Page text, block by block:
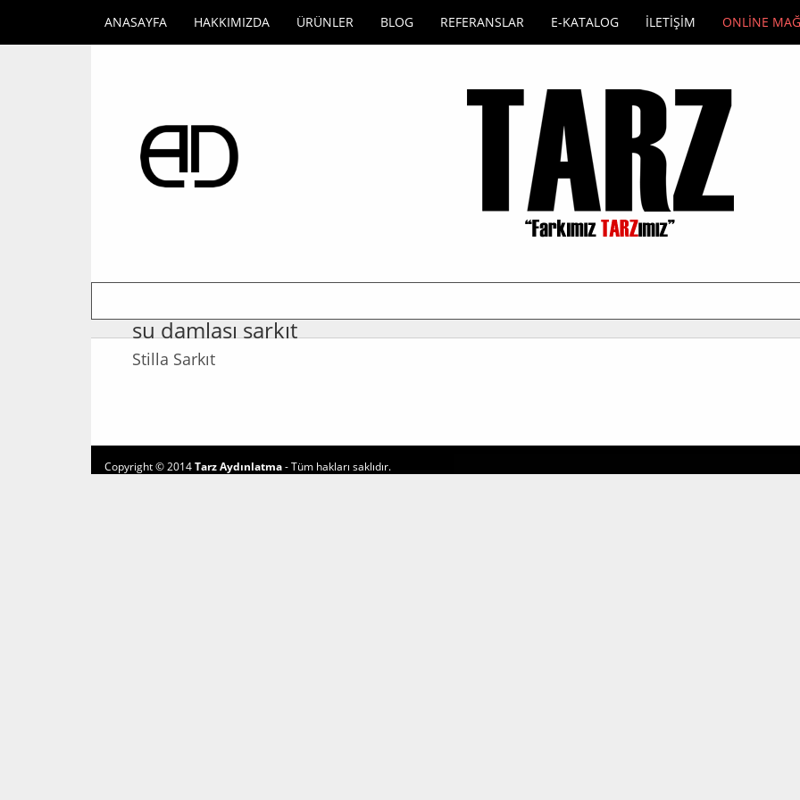
ANASAYFA HAKKIMIZDA ÜRÜNLER BLOG REFERANSLAR E-KATALOG İLETİŞİM ONLİNE
su damlası sarkıt
Stilla Sarkıt
Copyright © 2014Tarz Aydınlatma- Tüm hakları saklıdır.